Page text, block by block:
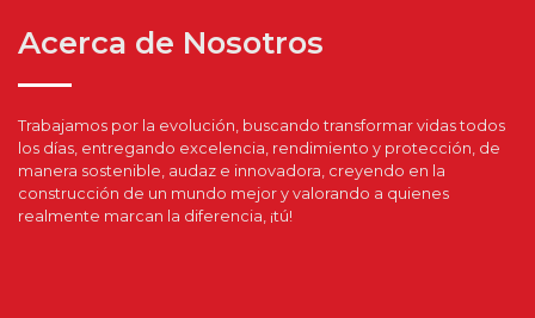
Acerca de Nosotros
Trabajamos por la evolución, buscando transformar vidas todos
los días, entregando excelencia, rendimiento y protección, de
manera sostenible, audaz e innovadora, creyendo en la
construcción de un mundo mejor y valorando a quienes
realmente marcan la diferencia, ¡tú!